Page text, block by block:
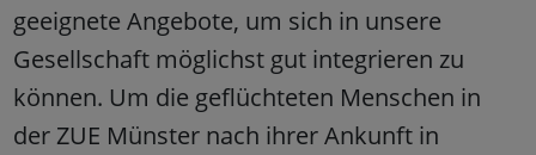
geeignete Angebote, um sich in unsere
Gesellschaft möglichst gut integrieren zu
können. Um die geflüchteten Menschen in
der ZUE Münster nach ihrer Ankunft in